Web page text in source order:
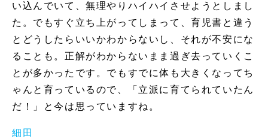
い込んでいて、無理やりハイハイさせようとしまし
た。でもすぐ立ち上がってしまって、育児書と違う
とどうしたらいいかわからないし、それが不安にな
ることも。正解がわからないまま過ぎ去っていくこ
とが多かったです。でもすでに体も大きくなってち
ゃんと育っているので、「立派に育てられていたん
だ！」と今は思っていますね。
細田